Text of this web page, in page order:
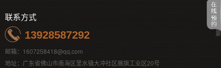
联系方式
13928587292
邮箱：1607258418@qq.com
地址：广东省佛山市南海区里水镇大冲社区展旗工业区20号